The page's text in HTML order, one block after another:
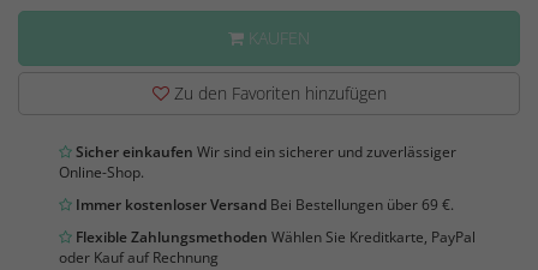
KAUFEN
Zu den Favoriten hinzufügen
Sicher einkaufen Wir sind ein sicherer und zuverlässiger
Online-Shop.
Immer kostenloser Versand Bei Bestellungen über 69 €.
Flexible Zahlungsmethoden Wählen Sie Kreditkarte, PayPal
oder Kauf auf Rechnung